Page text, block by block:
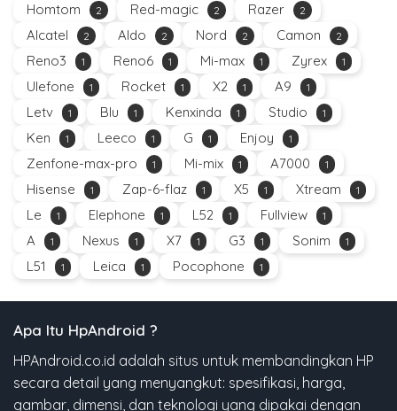
Homtom 2 Red-magic 2 Razer 2
Alcatel 2 Aldo 2 Nord 2 Camon 2
Reno3 1 Reno6 1 Mi-max 1 Zyrex 1
Ulefone 1 Rocket 1 X2 1 A9 1
Letv 1 Blu 1 Kenxinda 1 Studio 1
Ken 1 Leeco 1 G 1 Enjoy 1
Zenfone-max-pro 1 Mi-mix 1 A7000 1
Hisense 1 Zap-6-flaz 1 X5 1 Xtream 1
Le 1 Elephone 1 L52 1 Fullview 1
A 1 Nexus 1 X7 1 G3 1 Sonim 1
L51 1 Leica 1 Pocophone 1
Apa Itu HpAndroid ?
HPAndroid.co.id adalah situs untuk membandingkan HP
secara detail yang menyangkut: spesifikasi, harga,
gambar, dimensi, dan teknologi yang dipakai dengan